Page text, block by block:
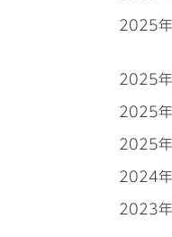
2025
2025
2025
2025
2024
2023